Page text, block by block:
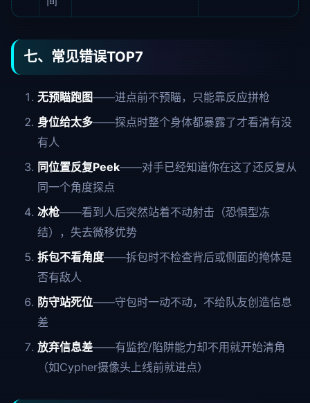
七、常见错误TOP7
无预瞄跑图——进点前不预瞄，只能靠反应拼枪
身位给太多——探点时整个身体都暴露了才看清有没
有人
同位置反复Peek——对手已经知道你在这了还反复从
同一个角度探点
冰枪——看到人后突然站着不动射击（恐惧型冻
结），失去微移优势
拆包不看角度——拆包时不检查背后或侧面的掩体是
否有敌人
防守站死位——守包时一动不动，不给队友创造信息
差
放弃信息差——有监控/陷阱能力却不用就开始清角
（如Cypher摄像头上线前就进点）